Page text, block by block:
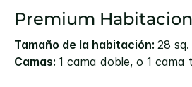
Premium
Tamaño de la habitación: 28 sq.
Camas: 1 cama doble, o 1 cama